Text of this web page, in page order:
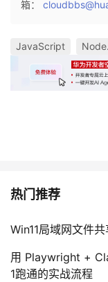
箱：
JavaScript
热门推荐
Win11局域网文件
用 Playwright +
1跑通的实战流程